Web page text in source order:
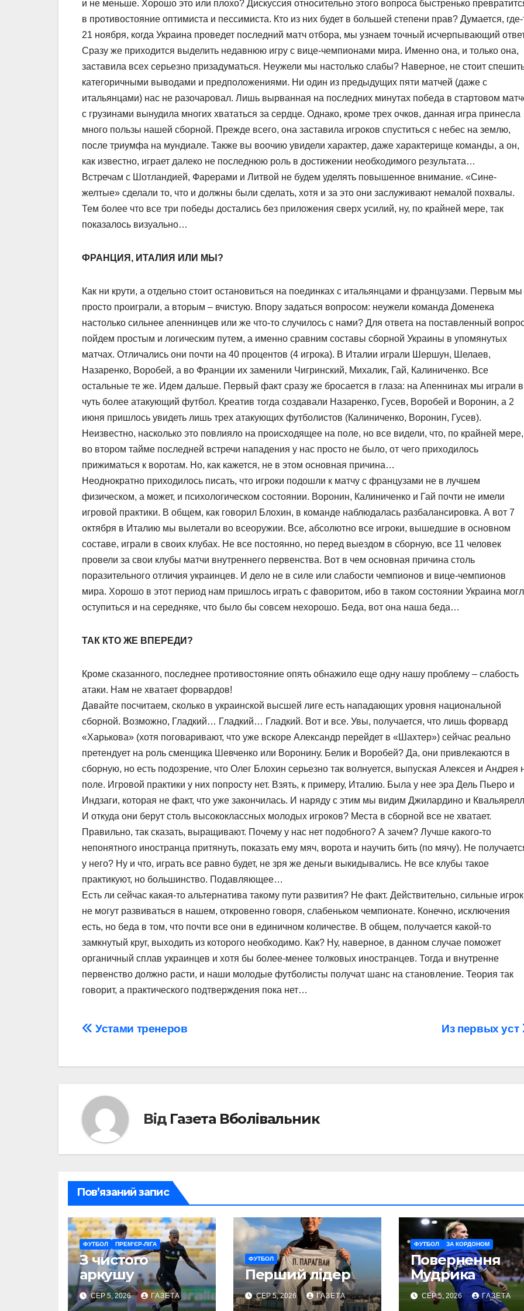
и не меньше. Хорошо это или плохо? Дискуссия относительно этого вопроса быстренько
в противостояние оптимиста и пессимиста. Кто из них будет в большей степени прав? Думается, где-
21 ноября, когда Украина проведет последний матч отбора, мы узнаем точный исчерпывающий
Сразу же приходится выделить недавнюю игру с вице-чемпионами мира. Именно она, и только она,
заставила всех серьезно призадуматься. Неужели мы настолько слабы? Наверное, не стоит
категоричными выводами и предположениями. Ни один из предыдущих пяти матчей (даже с
итальянцами) нас не разочаровал. Лишь вырванная на последних минутах победа в стартовом
с грузинами вынудила многих хвататься за сердце. Однако, кроме трех очков, данная игра принесла
много пользы нашей сборной. Прежде всего, она заставила игроков спуститься с небес на землю,
после триумфа на мундиале. Также вы воочию увидели характер, даже характерище команды, а он,
как известно, играет далеко не последнюю роль в достижении необходимого результата…
Встречам с Шотландией, Фарерами и Литвой не будем уделять повышенное внимание. «Сине-
желтые» сделали то, что и должны были сделать, хотя и за это они заслуживают немалой похвалы.
Тем более что все три победы достались без приложения сверх усилий, ну, по крайней мере, так
показалось визуально…
ФРАНЦИЯ, ИТАЛИЯ ИЛИ МЫ?
Как ни крути, а отдельно стоит остановиться на поединках с итальянцами и французами. Первым мы
просто проиграли, а вторым – вчистую. Впору задаться вопросом: неужели команда Доменека
настолько сильнее апеннинцев или же что-то случилось с нами? Для ответа на поставленный
пойдем простым и логическим путем, а именно сравним составы сборной Украины в упомянутых
матчах. Отличались они почти на 40 процентов (4 игрока). В Италии играли Шершун, Шелаев,
Назаренко, Воробей, а во Франции их заменили Чигринский, Михалик, Гай, Калиниченко. Все
остальные те же. Идем дальше. Первый факт сразу же бросается в глаза: на Апеннинах мы играли в
чуть более атакующий футбол. Креатив тогда создавали Назаренко, Гусев, Воробей и Воронин, а 2
июня пришлось увидеть лишь трех атакующих футболистов (Калиниченко, Воронин, Гусев).
Неизвестно, насколько это повлияло на происходящее на поле, но все видели, что, по крайней мере,
во втором тайме последней встречи нападения у нас просто не было, от чего приходилось
прижиматься к воротам. Но, как кажется, не в этом основная причина…
Неоднократно приходилось писать, что игроки подошли к матчу с французами не в лучшем
физическом, а может, и психологическом состоянии. Воронин, Калиниченко и Гай почти не имели
игровой практики. В общем, как говорил Блохин, в команде наблюдалась разбалансировка. А вот 7
октября в Италию мы вылетали во всеоружии. Все, абсолютно все игроки, вышедшие в основном
составе, играли в своих клубах. Не все постоянно, но перед выездом в сборную, все 11 человек
провели за свои клубы матчи внутреннего первенства. Вот в чем основная причина столь
поразительного отличия украинцев. И дело не в силе или слабости чемпионов и вице-чемпионов
мира. Хорошо в этот период нам пришлось играть с фаворитом, ибо в таком состоянии Украина
оступиться и на середняке, что было бы совсем нехорошо. Беда, вот она наша беда…
ТАК КТО ЖЕ ВПЕРЕДИ?
Кроме сказанного, последнее противостояние опять обнажило еще одну нашу проблему – слабость
атаки. Нам не хватает форвардов!
Давайте посчитаем, сколько в украинской высшей лиге есть нападающих уровня национальной
сборной. Возможно, Гладкий… Гладкий… Гладкий. Вот и все. Увы, получается, что лишь форвард
«Харькова» (хотя поговаривают, что уже вскоре Александр перейдет в «Шахтер») сейчас реально
претендует на роль сменщика Шевченко или Воронину. Белик и Воробей? Да, они привлекаются в
сборную, но есть подозрение, что Олег Блохин серьезно так волнуется, выпуская Алексея и Андрея
поле. Игровой практики у них попросту нет. Взять, к примеру, Италию. Была у нее эра Дель Пьеро и
Индзаги, которая не факт, что уже закончилась. И наряду с этим мы видим Джилардино и
И откуда они берут столь высококлассных молодых игроков? Места в сборной все не хватает.
Правильно, так сказать, выращивают. Почему у нас нет подобного? А зачем? Лучше какого-то
непонятного иностранца притянуть, показать ему мяч, ворота и научить бить (по мячу). Не
у него? Ну и что, играть все равно будет, не зря же деньги выкидывались. Не все клубы такое
практикуют, но большинство. Подавляющее…
Есть ли сейчас какая-то альтернатива такому пути развития? Не факт. Действительно, сильные
не могут развиваться в нашем, откровенно говоря, слабеньком чемпионате. Конечно, исключения
есть, но беда в том, что почти все они в единичном количестве. В общем, получается какой-то
замкнутый круг, выходить из которого необходимо. Как? Ну, наверное, в данном случае поможет
органичный сплав украинцев и хотя бы более-менее толковых иностранцев. Тогда и внутренне
первенство должно расти, и наши молодые футболисты получат шанс на становление. Теория так
говорит, а практического подтверждения пока нет…
Навігація
Из первых уст
Устами тренеров
Від Газета Вболівальник
Пов’язаний запис
ФУТБОЛ ПРЕМ’ЄР-ЛІГА
З чистого
аркушу
СЕР 5, 2026 ГАЗЕТА
ФУТБОЛ
Перший лідер
СЕР 5, 2026 ГАЗЕТА
ФУТБОЛ ЗА КОРДОНОМ
Повернення
Мудрика
СЕР 5, 2026 ГАЗЕТА